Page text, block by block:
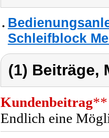
Schleifblock
(1) Beiträge,
Kundenbeitrag**
Endlich eine